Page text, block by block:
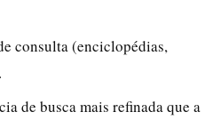
consulta (enciclopédias,
de busca mais refinada que a